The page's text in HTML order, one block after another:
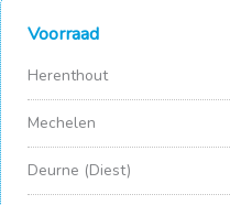
Voorraad
Herenthout
Mechelen
Deurne (Diest)